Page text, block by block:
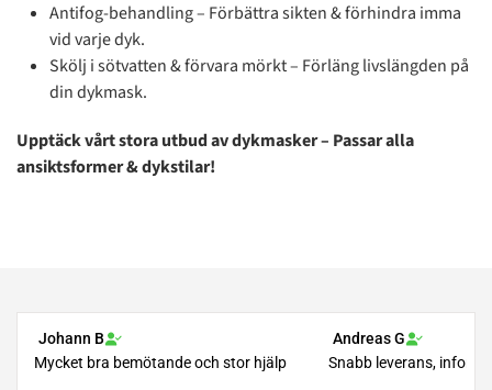
Antifog-behandling – Förbättra sikten & förhindra imma
vid varje dyk.
Skölj i sötvatten & förvara mörkt – Förläng livslängden på
din dykmask.
Upptäck vårt stora utbud av dykmasker – Passar alla
ansiktsformer & dykstilar!